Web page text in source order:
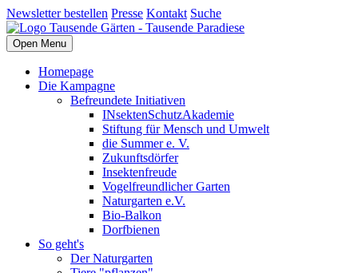
Newsletter bestellen Presse Kontakt Suche
Open Menu
Homepage
Die Kampagne
Befreundete Initiativen
INsektenSchutzAkademie
Stiftung für Mensch und Umwelt
die Summer e. V.
Zukunftsdörfer
Insektenfreude
Vogelfreundlicher Garten
Naturgarten e.V.
Bio-Balkon
Dorfbienen
So geht's
Der Naturgarten